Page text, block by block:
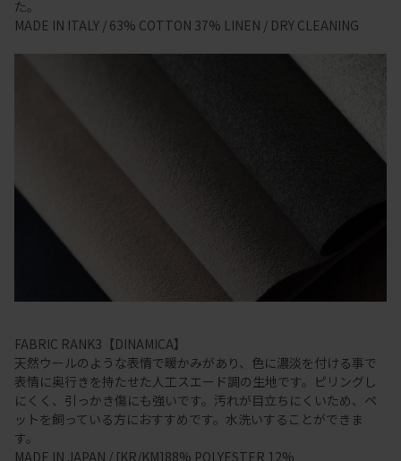
た。
MADE IN ITALY / 63% COTTON 37% LINEN / DRY CLEANING
FABRIC RANK3【DINAMICA】
天然ウールのような表情で暖かみがあり、色に濃淡を付ける事で
表情に奥行きを持たせた人工スエード調の生地です。ピリングし
にくく、引っかき傷にも強いです。汚れが目立ちにくいため、ペ
ットを飼っている方におすすめです。水洗いすることができま
す。
MADE IN JAPAN / [KR/KM]88% POLYESTER 12%